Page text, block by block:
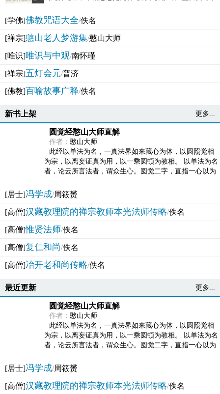
[学佛]佛教咒语大全/佚名
[禅宗]憨山老人梦游集/憨山大师
[唯识]唯识与中观/南怀瑾
[禅宗]五灯会元/普济
[佛教]百喻故事广释/佚名
新书上架 更多...
圆觉经憨山大师直解
作者： 憨山大师
此经以单法为名，一真法界如来藏心为体，以圆照觉相
为宗，以离妄证真为用，以一乘圆顿为教相。 以单法为名
者，论云所言法者，谓众生心。圆觉二字，直指一心以为
[居士]冯学成/周筱赟
[高僧]汉藏教理院的禅宗教师本光法师传略/佚名
[高僧]惟贤法师/佚名
[高僧]复仁和尚/佚名
[高僧]冶开老和尚传略/佚名
最近更新 更多...
圆觉经憨山大师直解
作者： 憨山大师
此经以单法为名，一真法界如来藏心为体，以圆照觉相
为宗，以离妄证真为用，以一乘圆顿为教相。 以单法为名
者，论云所言法者，谓众生心。圆觉二字，直指一心以为
[居士]冯学成/周筱赟
[高僧]汉藏教理院的禅宗教师本光法师传略/佚名